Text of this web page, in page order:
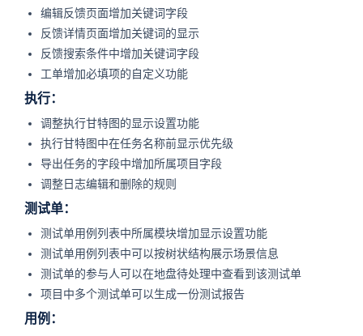
编辑反馈页面增加关键词字段
反馈详情页面增加关键词的显示
反馈搜索条件中增加关键词字段
工单增加必填项的自定义功能
执行：
调整执行甘特图的显示设置功能
执行甘特图中在任务名称前显示优先级
导出任务的字段中增加所属项目字段
调整日志编辑和删除的规则
测试单：
测试单用例列表中所属模块增加显示设置功能
测试单用例列表中可以按树状结构展示场景信息
测试单的参与人可以在地盘待处理中查看到该测试单
项目中多个测试单可以生成一份测试报告
用例：